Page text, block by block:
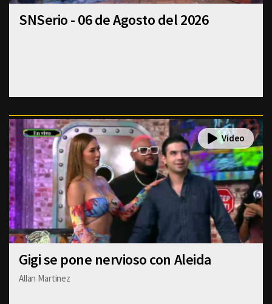
SNSerio - 06 de Agosto del 2026
Gigi se pone nervioso con Aleida
Allan Martinez